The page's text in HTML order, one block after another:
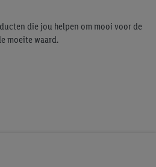
die jou helpen om mooi voor de
moeite waard.